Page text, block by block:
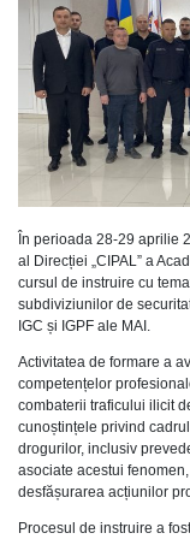
În perioada 28-29 aprilie
al Direcției „CIPAL” a
cursul de instruire cu
subdiviziunilor de
IGC și IGPF ale MAI.
Activitatea de formare a
competențelor
combaterii traficului ilicit
cunoștințele privind
drogurilor, inclusiv
asociate acestui
desfășurarea acțiunilor
Procesul de instruire a